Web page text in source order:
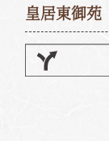
皇居東御苑